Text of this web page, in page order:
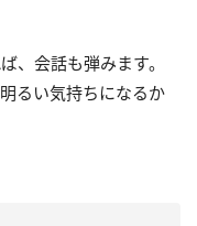
、会話も弾みます。
るい気持ちになるか